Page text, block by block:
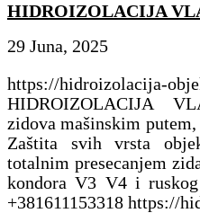
HIDROIZOLACIJA
29 Juna, 2025
https://hidroizolacija-
HIDROIZOLACIJA
zidova mašinskim
Zaštita svih vrsta
totalnim presecanjem
kondora V3 V4 i ruskog
+381611153318 https://